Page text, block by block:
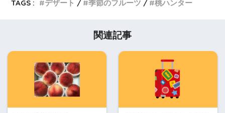
TAGS :
デザート 季節のフルーツ 桃ハンター
関連記事